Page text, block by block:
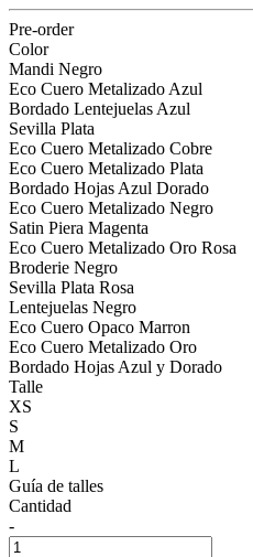
Pre-order
Color
Mandi Negro
Eco Cuero Metalizado Azul
Bordado Lentejuelas Azul
Sevilla Plata
Eco Cuero Metalizado Cobre
Eco Cuero Metalizado Plata
Bordado Hojas Azul Dorado
Eco Cuero Metalizado Negro
Satin Piera Magenta
Eco Cuero Metalizado Oro Rosa
Broderie Negro
Sevilla Plata Rosa
Lentejuelas Negro
Eco Cuero Opaco Marron
Eco Cuero Metalizado Oro
Bordado Hojas Azul y Dorado
Talle
XS
S
M
L
Guía de talles
Cantidad
-